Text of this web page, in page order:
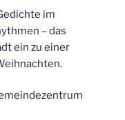
im
– das
ein zu einer